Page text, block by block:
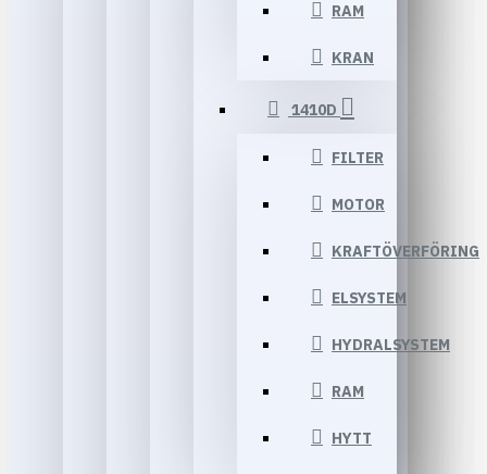
RAM
KRAN
1410D
FILTER
MOTOR
KRAFTÖVERFÖRING
ELSYSTEM
HYDRALSYSTEM
RAM
HYTT